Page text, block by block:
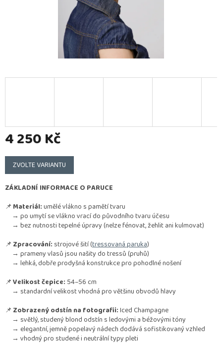
4 250 Kč
Měrná
cena:
ZVOLTE VARIANTU
ZÁKLADNÍ INFORMACE O PARUCE
📌Materiál:umělé vlákno s pamětí tvaru
→ po umytí se vlákno vrací do původního tvaru účesu
→ bez nutnosti tepelné úpravy (nelze fénovat, žehlit ani kulmovat)
📌Zpracování: strojové šití (tressovaná paruka)
→ prameny vlasů jsou našity do tressů (pruhů)
→ lehká, dobře prodyšná konstrukce pro pohodlné nošení
📌Velikost čepice: 54–56 cm
→ standardní velikost vhodná pro většinu obvodů hlavy
📌Zobrazený odstín na fotografii:Iced Champagne
→ světlý, studený blond odstín s ledovými a béžovými tóny
→ elegantní, jemně popelavý nádech dodává sofistikovaný vzhled
→ vhodný pro studené i neutrální typy pleti